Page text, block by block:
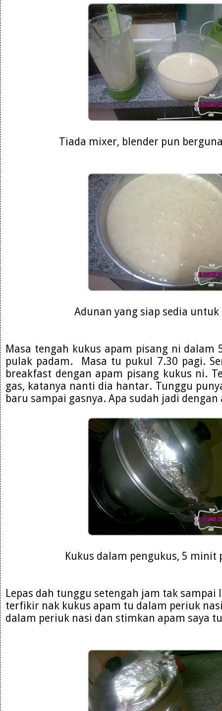
Tiada mixer, blender pun
Adunan yang siap sedia
Masa tengah kukus apam pisang ni
pulak padam. Masa tu pukul 7.30 pagi.
breakfast dengan apam pisang kukus ni.
gas, katanya nanti dia hantar. Tunggu
baru sampai gasnya. Apa sudah jadi dengan
Kukus dalam pengukus, 5
Lepas dah tunggu setengah jam tak sampai
terfikir nak kukus apam tu dalam periuk
dalam periuk nasi dan stimkan apam saya